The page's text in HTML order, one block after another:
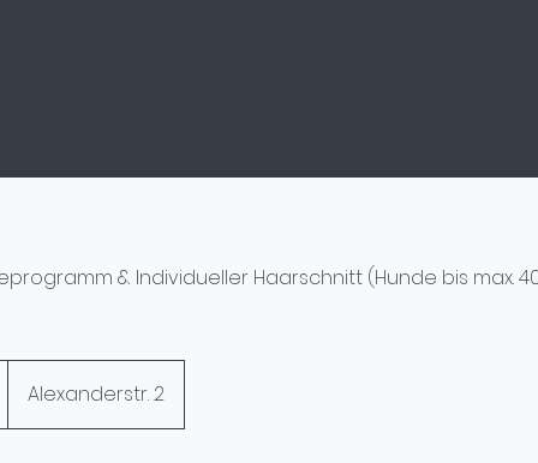
& Individueller Haarschnitt (Hunde bis max.
Alexanderstr. 2